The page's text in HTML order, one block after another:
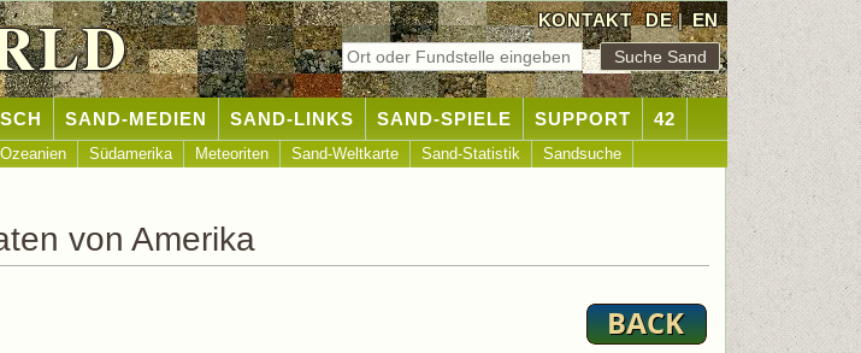
KONTAKT DE|EN
SAND-MEDIEN SAND-LINKS SAND-SPIELE SUPPORT 42
Ozeanien Südamerika Meteoriten Sand-Weltkarte Sand-Statistik Sandsuche
von Amerika